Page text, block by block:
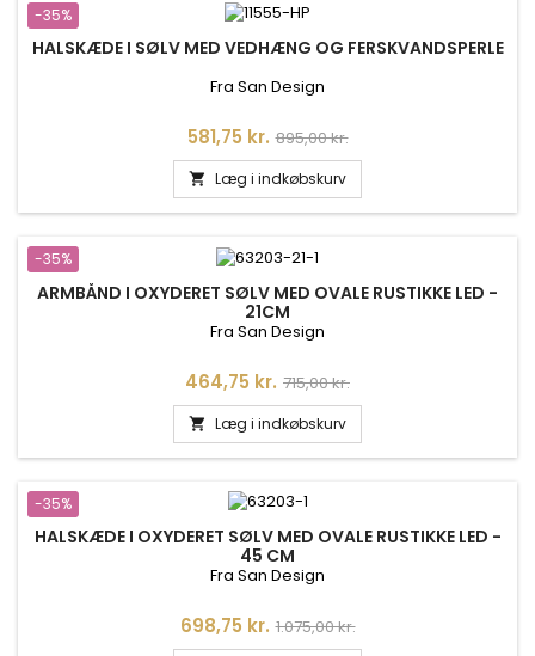
-35%
HALSKÆDE I SØLV MED VEDHÆNG OG FERSKVANDSPERLE
Fra San Design
Pris
581,75 kr. Normalpris
895,00 kr.
 Læg i indkøbskurv
-35%
ARMBÅND I OXYDERET SØLV MED OVALE RUSTIKKE LED -
21CM
Fra San Design
Pris
464,75 kr. Normalpris
715,00 kr.
 Læg i indkøbskurv
-35%
HALSKÆDE I OXYDERET SØLV MED OVALE RUSTIKKE LED -
45 CM
Fra San Design
Pris
698,75 kr. Normalpris
1.075,00 kr.